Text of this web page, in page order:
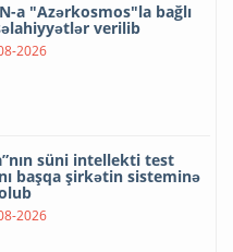
a "Azərkosmos"la bağlı
verilib
2026
süni intellekti test
başqa şirkətin sisteminə
2026